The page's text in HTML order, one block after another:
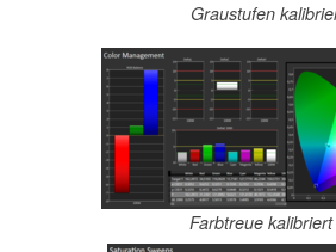
Graustufen
Farbtreue kalibriert